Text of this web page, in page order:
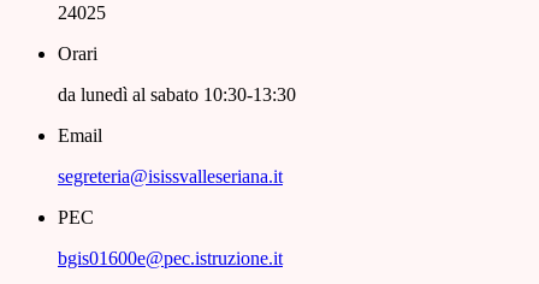
24025
Orari
da lunedì al sabato 10:30-13:30
Email
segreteria@isissvalleseriana.it
PEC
bgis01600e@pec.istruzione.it